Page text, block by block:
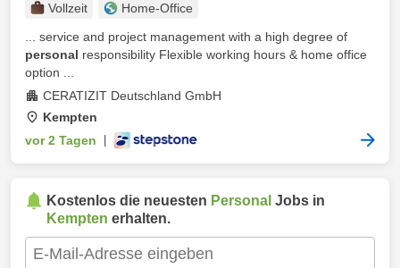
Vollzeit
Home-Office
... service and project management with a high degree of
personal responsibility Flexible working hours & home office
option ...
CERATIZIT Deutschland GmbH
Kempten
vor 2 Tagen
Kostenlos die neuesten Personal Jobs in
Kempten erhalten.